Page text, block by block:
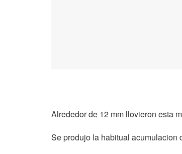
Alrededor de 12 mm llovieron esta
Se produjo la habitual acumulacion